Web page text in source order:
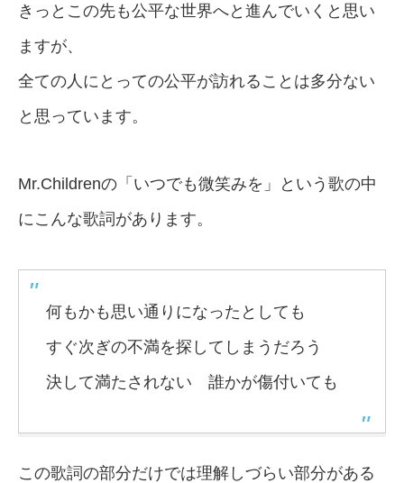
きっとこの先も公平な世界へと進んでいくと思い
ますが、
全ての人にとっての公平が訪れることは多分ない
と思っています。
Mr.Childrenの「いつでも微笑みを」という歌の中
にこんな歌詞があります。
何もかも思い通りになったとしても
すぐ次ぎの不満を探してしまうだろう
決して満たされない 誰かが傷付いても
この歌詞の部分だけでは理解しづらい部分がある